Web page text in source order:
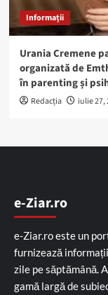
Informații
Urania Cremene
organizată de
în parenting și
Redacția iulie 27,
e-Ziar.ro
e-Ziar.ro este un
furnizează
zile pe săptămână.
gamă largă de